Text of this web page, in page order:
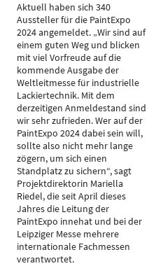
Aktuell haben sich 340
Aussteller für die PaintExpo
2024 angemeldet. „Wir sind auf
einem guten Weg und blicken
mit viel Vorfreude auf die
kommende Ausgabe der
Weltleitmesse für industrielle
Lackiertechnik. Mit dem
derzeitigen Anmeldestand sind
wir sehr zufrieden. Wer auf der
PaintExpo 2024 dabei sein will,
sollte also nicht mehr lange
zögern, um sich einen
Standplatz zu sichern“, sagt
Projektdirektorin Mariella
Riedel, die seit April dieses
Jahres die Leitung der
PaintExpo innehat und bei der
Leipziger Messe mehrere
internationale Fachmessen
verantwortet.